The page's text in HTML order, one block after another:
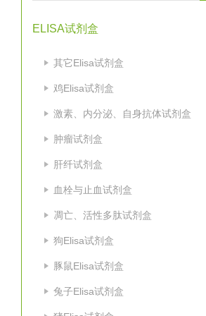
ELISA试剂盒
其它Elisa试剂盒
鸡Elisa试剂盒
激素、内分泌、自身抗体试剂盒
肿瘤试剂盒
肝纤试剂盒
血栓与止血试剂盒
凋亡、活性多肽试剂盒
狗Elisa试剂盒
豚鼠Elisa试剂盒
兔子Elisa试剂盒